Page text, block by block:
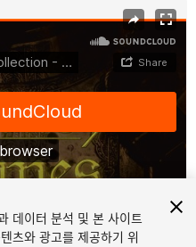
데이터 분석 및 본 사이트
츠와 광고를 제공하기 위